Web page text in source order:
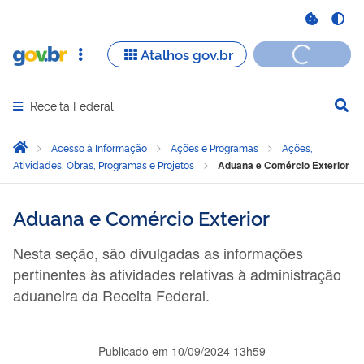
Abrir menu principal de navegação
Receita Federal
Você está aqui:
Página Inicial
Acesso à Informação Ações e Programas
Ações,
Atividades, Obras, Programas e Projetos
Aduana e Comércio Exterior
Aduana e Comércio Exterior
Nesta seção, são divulgadas as informações
pertinentes às atividades relativas à administração
aduaneira da Receita Federal.
Publicado em 10/09/2024 13h59